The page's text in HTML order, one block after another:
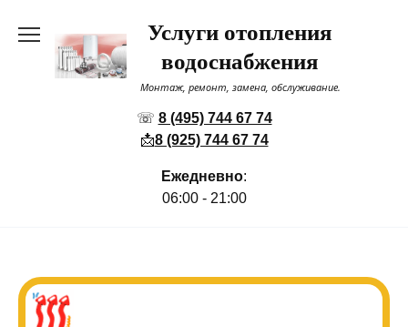
содержанию
Услуги отопления
водоснабжения
Монтаж, ремонт, замена, обслуживание.
☏ 8 (495) 744 67 74
📩8 (925) 744 67 74
Ежедневно:
06:00 - 21:00